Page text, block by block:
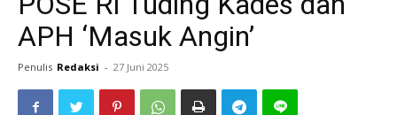
APH ‘Masuk Angin’
Penulis Redaksi - 27 Juni 2025